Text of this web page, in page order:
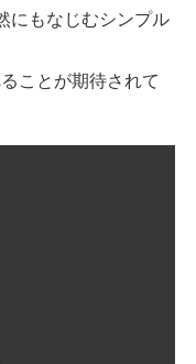
にもなじむシンプル
ことが期待されて